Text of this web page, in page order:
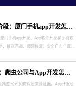
手机app开发进入IPv6融合阶段：厦门手机app开发怎样验收真实网络
门手机app开发、App软件开发和手机软
、推送回调、弱网恢复、安全日志与真实
福州企业公开数据监测案例：爬虫公司与App开发怎样形成处置闭环
爬虫公司如何保留来源证据，App开发公